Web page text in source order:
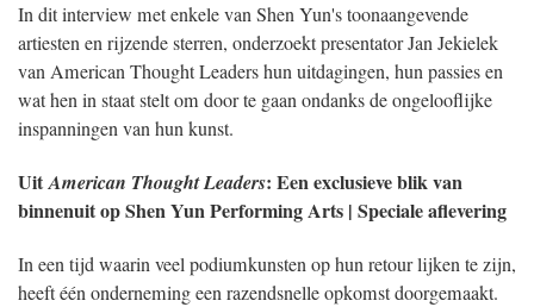
In dit interview met enkele van Shen Yun's toonaangevende
artiesten en rijzende sterren, onderzoekt presentator Jan Jekielek
van American Thought Leaders hun uitdagingen, hun passies en
wat hen in staat stelt om door te gaan ondanks de ongelooflijke
inspanningen van hun kunst.
UitAmerican Thought Leaders: Een exclusieve blik van
binnenuit op Shen Yun Performing Arts | Speciale aflevering
In een tijd waarin veel podiumkunsten op hun retour lijken te zijn,
heeft één onderneming een razendsnelle opkomst doorgemaakt.